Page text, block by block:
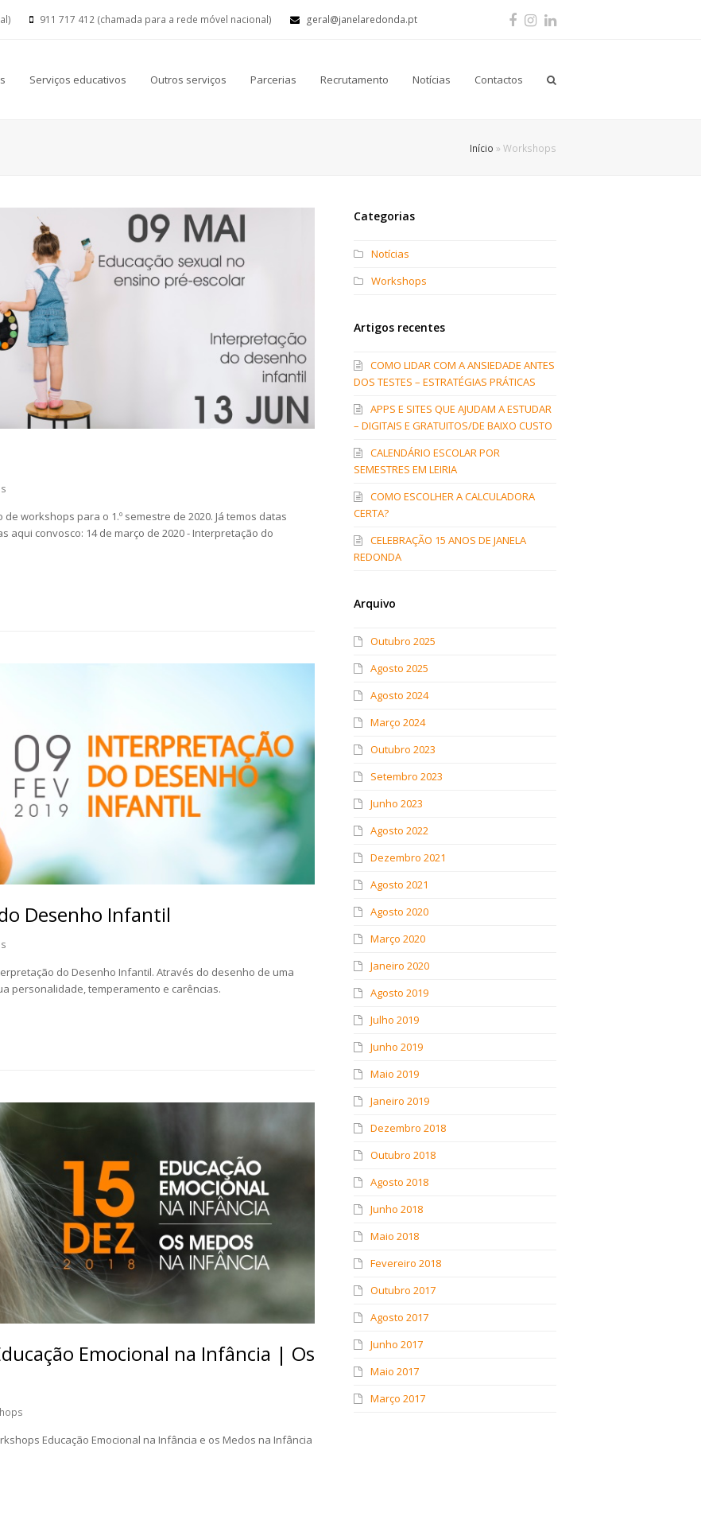
911 717 412 (chamada para a rede móvel nacional) geral@janelaredonda.pt Facebook
Instagram
Serviços educativos Outros serviços Parcerias Recrutamento Notícias Contactos
Início » Workshops
workshops para o 1.º semestre de 2020. Já temos datas
aqui convosco: 14 de março de 2020 - Interpretação do
Desenho Infantil
do Desenho Infantil. Através do desenho de uma
personalidade, temperamento e carências.
Emocional na Infância | Os
Educação Emocional na Infância e os Medos na Infância
Categorias
Notícias
Workshops
Artigos recentes
COMO LIDAR COM A ANSIEDADE ANTES
DOS TESTES – ESTRATÉGIAS PRÁTICAS
APPS E SITES QUE AJUDAM A ESTUDAR
– DIGITAIS E GRATUITOS/DE BAIXO CUSTO
CALENDÁRIO ESCOLAR POR
SEMESTRES EM LEIRIA
COMO ESCOLHER A CALCULADORA
CERTA?
CELEBRAÇÃO 15 ANOS DE JANELA
REDONDA
Arquivo
Outubro 2025
Agosto 2025
Agosto 2024
Março 2024
Outubro 2023
Setembro 2023
Junho 2023
Agosto 2022
Dezembro 2021
Agosto 2021
Agosto 2020
Março 2020
Janeiro 2020
Agosto 2019
Julho 2019
Junho 2019
Maio 2019
Janeiro 2019
Dezembro 2018
Outubro 2018
Agosto 2018
Junho 2018
Maio 2018
Fevereiro 2018
Outubro 2017
Agosto 2017
Junho 2017
Maio 2017
Março 2017